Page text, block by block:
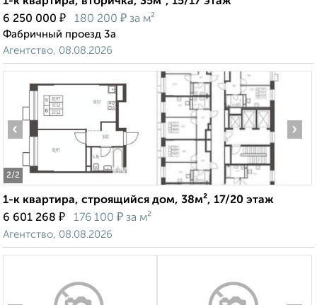
6 250 000 ₽ 180 200 ₽ за м²
Фабричный проезд 3а
Агентство, 08.08.2026
2/2
‹ ›
1-к квартира, строящийся дом, 38м², 17/20 этаж
6 601 268 ₽ 176 100 ₽ за м²
Агентство, 08.08.2026